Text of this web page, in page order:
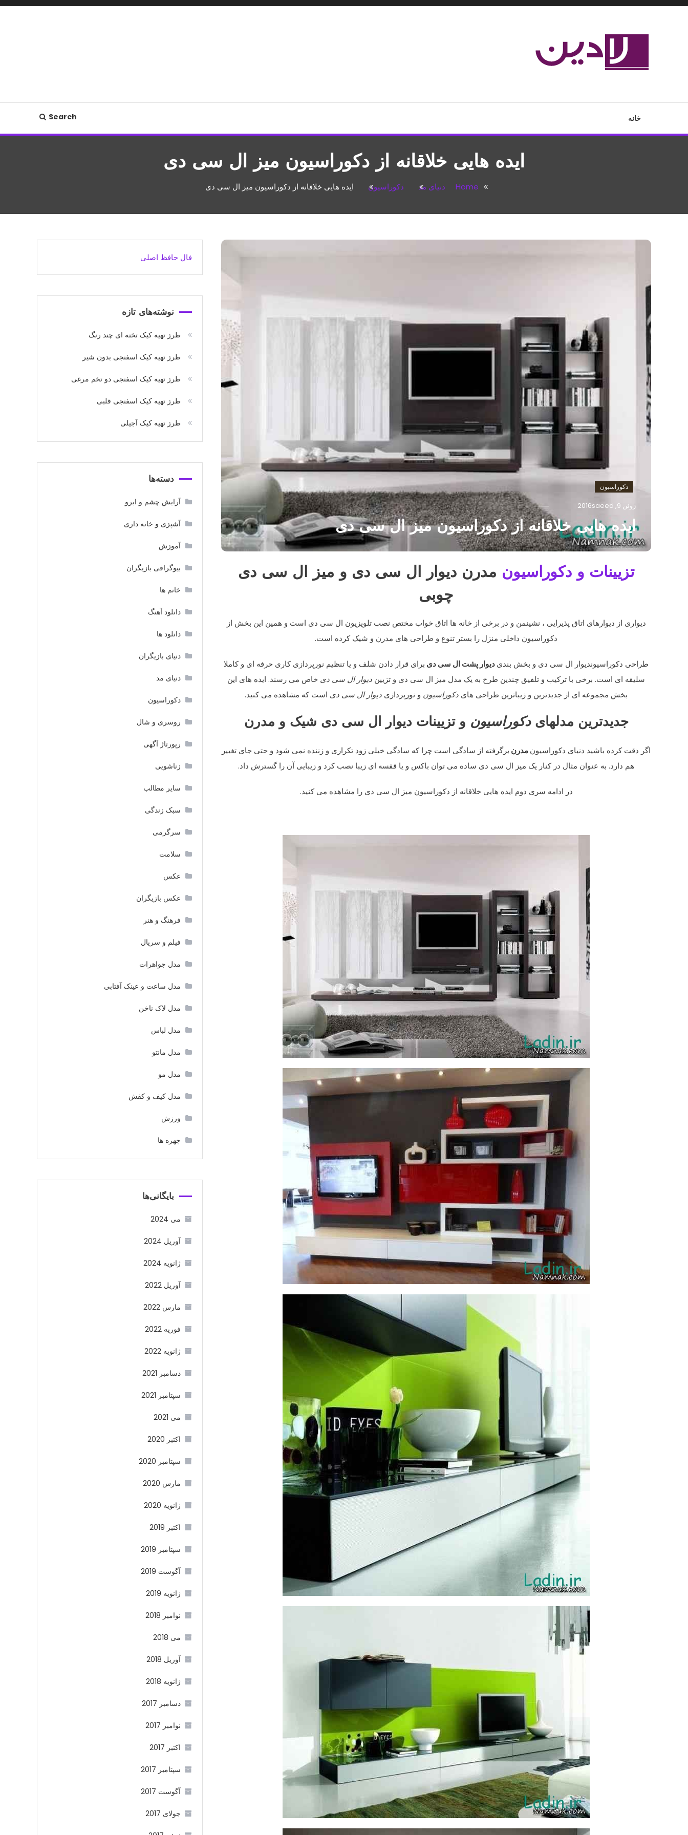
Skip
خانه Search
ایده هایی خلاقانه از دکوراسیون میز ال سی دی
Home دنیای مد دکوراسیون ایده هایی خلاقانه از دکوراسیون میز ال سی دی
دکوراسیون
ژوئن 9, 2016 saeed
ایده هایی خلاقانه از دکوراسیون میز ال سی دی
تزیینات و دکوراسیون مدرن دیوار ال سی دی و میز ال سی دی
چوبی
دیواری از دیوارهای اتاق پذیرایی ، نشینمن و در برخی از خانه ها اتاق خواب مختص نصب تلویزیون ال سی دی است و همین این بخش از
دکوراسیون داخلی منزل را بستر تنوع و طراحی های مدرن و شیک کرده است.
طراحی دکوراسیوندیوار ال سی دی و بخش بندیدیوار پشت ال سی دی برای قرار دادن شلف و یا تنظیم نورپردازی کاری حرفه ای و کاملا
سلیقه ای است. برخی با ترکیب و تلفیق چندین طرح به یک مدل میز ال سی دی و تزیین دیوار ال سی دی خاص می رسند. ایده های این
بخش مجموعه ای از جدیدترین و زیباترین طراحی های دکوراسیون و نورپردازی دیوار ال سی دی است که مشاهده می کنید.
جدیدترین مدلهایدکوراسیون و تزیینات دیوار ال سی دی شیک و مدرن
اگر دقت کرده باشید دنیای دکوراسیونمدرن برگرفته از سادگی است چرا که سادگی خیلی زود تکراری و زننده نمی شود و حتی جای تغییر
هم دارد. به عنوان مثال در کنار یک میز ال سی دی ساده می توان باکس و یا قفسه ای زیبا نصب کرد و زیبایی آن را گسترش داد.
در ادامه سری دوم ایده هایی خلاقانه از دکوراسیون میز ال سی دی را مشاهده می کنید.
فال حافظ اصلی
نوشته‌های تازه
طرز تهیه کیک تخته ای چند رنگ
طرز تهیه کیک اسفنجی بدون شیر
طرز تهیه کیک اسفنجی دو تخم مرغی
طرز تهیه کیک اسفنجی قلبی
طرز تهیه کیک آجیلی
دسته‌ها
آرایش چشم و ابرو
آشپزی و خانه داری
آموزش
بیوگرافی بازیگران
خانم ها
دانلود آهنگ
دانلود ها
دنیای بازیگران
دنیای مد
دکوراسیون
روسری و شال
رپورتاژ آگهی
زناشویی
سایر مطالب
سبک زندگی
سرگرمی
سلامت
عکس
عکس بازیگران
فرهنگ و هنر
فیلم و سریال
مدل جواهرات
مدل ساعت و عینک آفتابی
مدل لاک ناخن
مدل لباس
مدل مانتو
مدل مو
مدل کیف و کفش
ورزش
چهره ها
بایگانی‌ها
می 2024
آوریل 2024
ژانویه 2024
آوریل 2022
مارس 2022
فوریه 2022
ژانویه 2022
دسامبر 2021
سپتامبر 2021
می 2021
اکتبر 2020
سپتامبر 2020
مارس 2020
ژانویه 2020
اکتبر 2019
سپتامبر 2019
آگوست 2019
ژانویه 2019
نوامبر 2018
می 2018
آوریل 2018
ژانویه 2018
دسامبر 2017
نوامبر 2017
اکتبر 2017
سپتامبر 2017
آگوست 2017
جولای 2017